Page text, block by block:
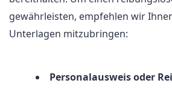
gewährleisten, empfehlen wir
Unterlagen mitzubringen:
Personalausweis oder